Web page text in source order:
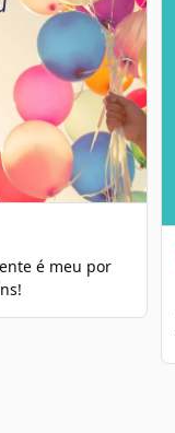
é meu por